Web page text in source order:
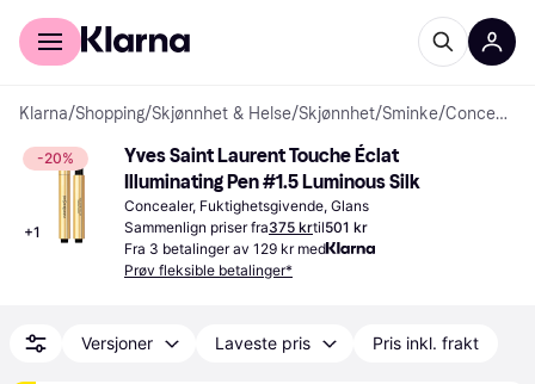
For kunder
Klarna/Shopping/Skjønnhet & Helse/Skjønnhet/Sminke/ Concealere
-20%
+1
Yves Saint Laurent Touche Éclat
Illuminating Pen #1.5 Luminous Silk
Concealer, Fuktighetsgivende, Glans
Sammenlign priser fra375 krtil501 kr
Fra 3 betalinger av 129 kr med
Prøv fleksible betalinger*
Versjoner Laveste pris Pris inkl. frakt